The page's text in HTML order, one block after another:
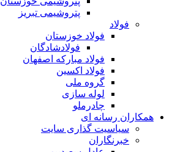
پتروشیمی تبریز
فولاد
فولاد خوزستان
فولادشادگان
فولاد مبارکه اصفهان
فولاد اکسین
گروه ملی
لوله سازی
چادرملو
همکاران رسانه ای
سیاسیت گذاری سایت
خبرنگاران